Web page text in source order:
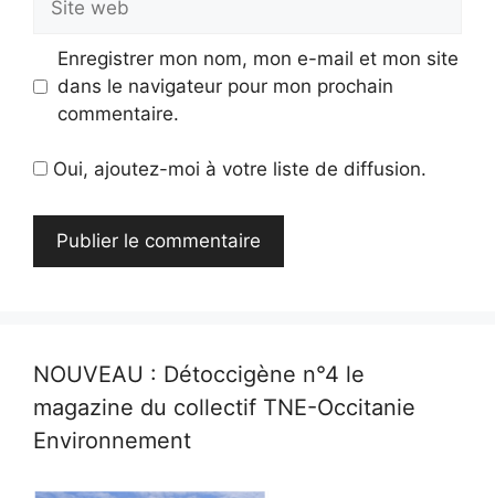
web
Enregistrer mon nom, mon e-mail et mon site
dans le navigateur pour mon prochain
commentaire.
Oui, ajoutez-moi à votre liste de diffusion.
NOUVEAU : Détoccigène n°4 le
magazine du collectif TNE-Occitanie
Environnement